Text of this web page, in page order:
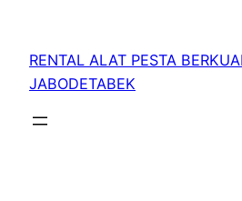
RENTAL ALAT PESTA
JABODETABEK